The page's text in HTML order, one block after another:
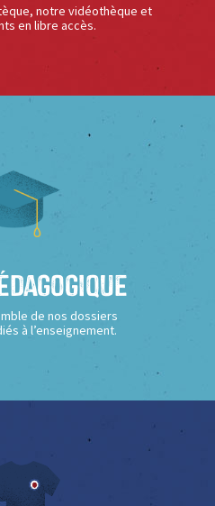
notre vidéothèque et
en libre accès.
de nos dossiers
à l’enseignement.